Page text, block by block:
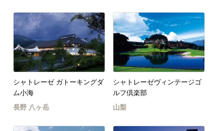
シャトレーゼ ガトーキングダ
ム小海
長野 八ヶ岳
シャトレーゼヴィンテージゴ
ルフ倶楽部
山梨